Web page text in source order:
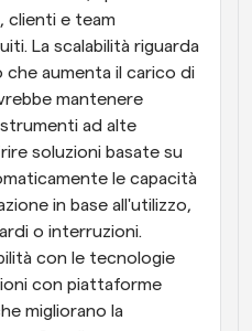
clienti e team
La scalabilità riguarda
che aumenta il carico di
mantenere
ad alte
soluzioni basate su
le capacità
in base all'utilizzo,
o interruzioni.
con le tecnologie
con piattaforme
migliorano la